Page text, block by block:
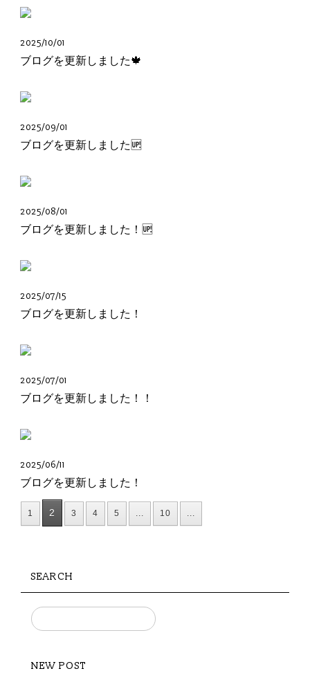
2025/10/01
ブログを更新しました🍁
2025/09/01
ブログを更新しました🆙
2025/08/01
ブログを更新しました！🆙
2025/07/15
ブログを更新しました！
2025/07/01
ブログを更新しました！！
2025/06/11
ブログを更新しました！
1 2 3 4 5 ... 10 ...
SEARCH
NEW POST